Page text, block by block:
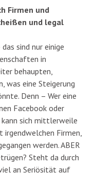
Firmen und
und legal
das sind nur einige
in
behaupten,
was eine Steigerung
Denn – Wer eine
Facebook oder
sich mittlerweile
irgendwelchen Firmen,
werden. ABER
Steht da durch
an Seriösität auf